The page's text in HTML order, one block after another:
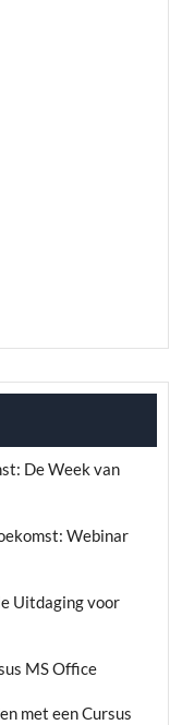
De Week van
Webinar
Uitdaging voor
MS Office
met een Cursus